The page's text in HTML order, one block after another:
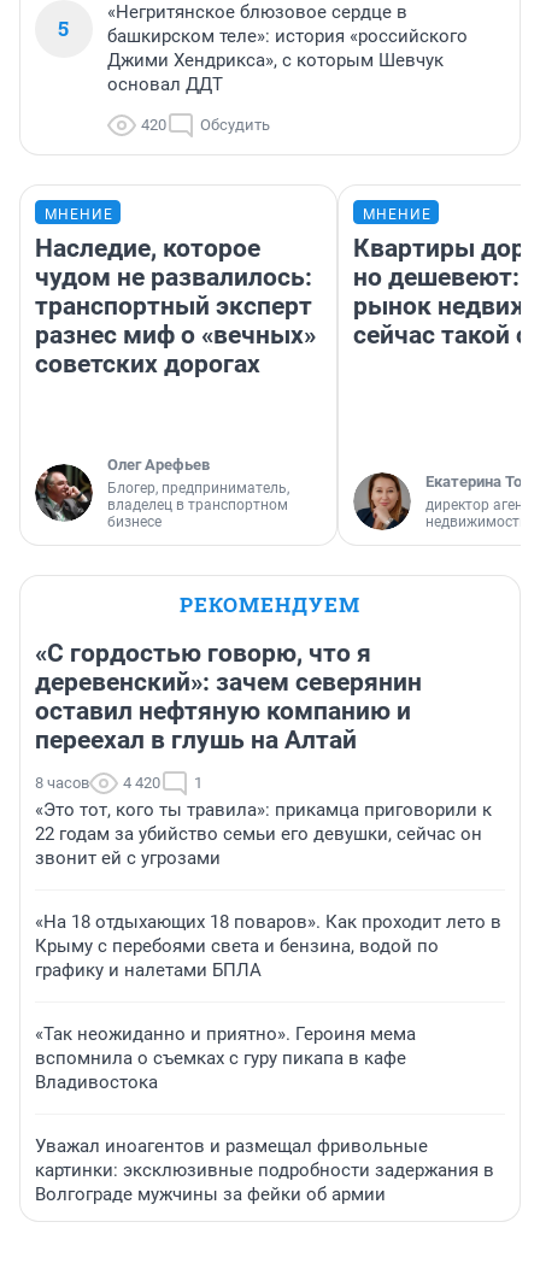
5
«Негритянское блюзовое сердце в
башкирском теле»: история «российского
Джими Хендрикса», с которым Шевчук
основал ДДТ
420 Обсудить
МНЕНИЕ
Наследие, которое
чудом не развалилось:
транспортный эксперт
разнес миф о «вечных»
советских дорогах
Олег Арефьев
Блогер, предприниматель,
владелец в транспортном
бизнесе
МНЕНИЕ
Квартиры
но дешевеют:
рынок
сейчас такой
Екатерина
директор
недвижимости
РЕКОМЕНДУЕМ
«С гордостью говорю, что я
деревенский»: зачем северянин
оставил нефтяную компанию и
переехал в глушь на Алтай
8 часов 4 420 1
«Это тот, кого ты травила»: прикамца приговорили к
22 годам за убийство семьи его девушки, сейчас он
звонит ей с угрозами
«На 18 отдыхающих 18 поваров». Как проходит лето в
Крыму с перебоями света и бензина, водой по
графику и налетами БПЛА
«Так неожиданно и приятно». Героиня мема
вспомнила о съемках с гуру пикапа в кафе
Владивостока
Уважал иноагентов и размещал фривольные
картинки: эксклюзивные подробности задержания в
Волгограде мужчины за фейки об армии